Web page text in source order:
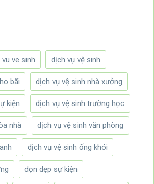
ve sinh dịch vụ vệ sinh
bãi dịch vụ vệ sinh nhà xưởng
kiện dịch vụ vệ sinh trường học
nhà dịch vụ vệ sinh văn phòng
dịch vụ vệ sinh ống khói
dọn dẹp sự kiện